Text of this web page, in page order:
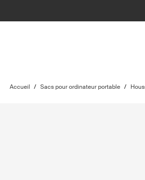
Accueil / Sacs pour ordinateur portable /